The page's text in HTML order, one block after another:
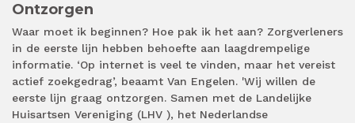
Ontzorgen
Waar moet ik beginnen? Hoe pak ik het aan? Zorgverleners
in de eerste lijn hebben behoefte aan laagdrempelige
informatie. ‘Op internet is veel te vinden, maar het vereist
actief zoekgedrag’, beaamt Van Engelen. 'Wij willen de
eerste lijn graag ontzorgen. Samen met de Landelijke
Huisartsen Vereniging (LHV ), het Nederlandse